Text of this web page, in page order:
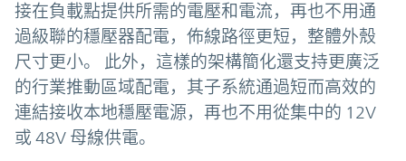
接在負載點提供所需的電壓和電流，再也不用通
過級聯的穩壓器配電，佈線路徑更短，整體外殼
尺寸更小。 此外，這樣的架構簡化還支持更廣泛
的行業推動區域配電，其子系統通過短而高效的
連結接收本地穩壓電源，再也不用從集中的 12V
或 48V 母線供電。